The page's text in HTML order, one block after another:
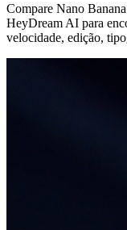
Compare Nano
HeyDream AI para
velocidade, edição,